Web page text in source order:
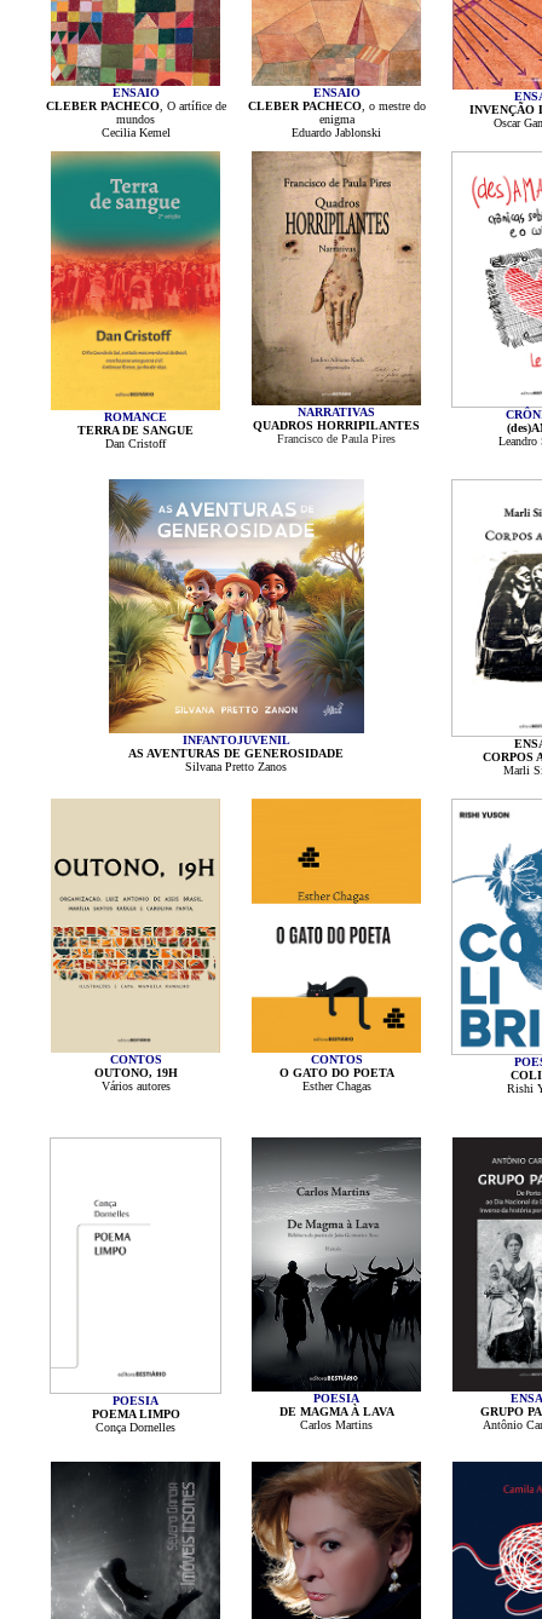
ENSAIO
CLEBER PACHECO, O artífice de
mundos
Cecilia Kemel
ENSAIO
CLEBER PACHECO, o mestre do
enigma
Eduardo Jablonski
INVENÇÃO
Oscar
ROMANCE
TERRA DE SANGUE
Dan Cristoff
NARRATIVAS
QUADROS HORRIPILANTES
Francisco de Paula Pires
Leandro
INFANTOJUVENIL
AS AVENTURAS DE GENEROSIDADE
Silvana Pretto Zanos
CORPOS
Marli
CONTOS
OUTONO, 19H
Vários autores
CONTOS
O GATO DO POETA
Esther Chagas
Rishi
POESIA
POEMA LIMPO
Conça Dornelles
POESIA
DE MAGMA À LAVA
Carlos Martins
GRUPO
Antônio